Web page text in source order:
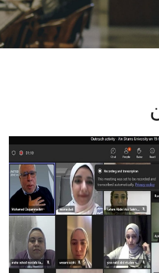
الشئون الأكاديمية
البحث العلمي
الأنظمة الذكية
الإعلام
تواصل معنا
الطلاب